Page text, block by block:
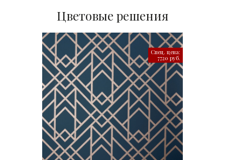
Цветовые решения
Спец. цена:
7720 руб.